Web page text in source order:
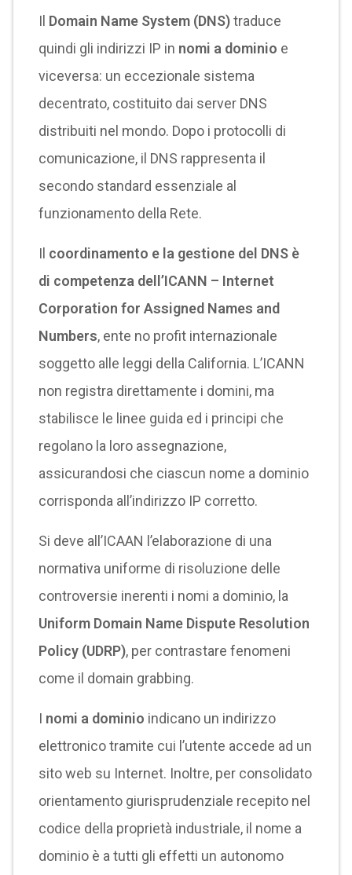
Il Domain Name System (DNS)traduce
quindi gli indirizzi IP in nomi a dominio e
viceversa: un eccezionale sistema
decentrato, costituito dai server DNS
distribuiti nel mondo. Dopo i protocolli di
comunicazione, il DNS rappresenta il
secondo standard essenziale al
funzionamento della Rete.
Il coordinamento e la gestione del DNS è
di competenza dell’ICANN – Internet
Corporation for Assigned Names and
Numbers, ente no profit internazionale
soggetto alle leggi della California. L’ICANN
non registra direttamente i domini, ma
stabilisce le linee guida ed i principi che
regolano la loro assegnazione,
assicurandosi che ciascun nome a dominio
corrisponda all’indirizzo IP corretto.
Si deve all’ICAAN l’elaborazione di una
normativa uniforme di risoluzione delle
controversie inerenti i nomi a dominio, la
Uniform Domain Name Dispute Resolution
Policy (UDRP), per contrastare fenomeni
come il domain grabbing.
I nomi a dominio indicano un indirizzo
elettronico tramite cui l’utente accede ad un
sito web su Internet. Inoltre, per consolidato
orientamento giurisprudenziale recepito nel
codice della proprietà industriale, il nome a
dominio è a tutti gli effetti un autonomo